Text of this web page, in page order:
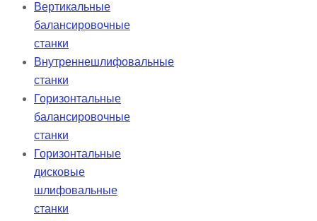
Вертикальные
балансировочные
станки
Внутреннешлифовальные
станки
Горизонтальные
балансировочные
станки
Горизонтальные
дисковые
шлифовальные
станки